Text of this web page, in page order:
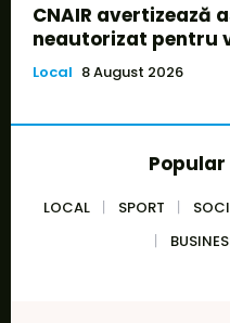
CNAIR avertizează
neautorizat pentru
Local 8 August 2026
LOCAL SPORT